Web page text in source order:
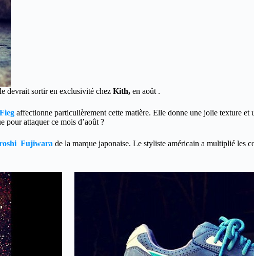
devrait sortir en exclusivité chez Kith, en août .
affectionne particulièrement cette matière. Elle donne une jolie texture et
pour attaquer ce mois d’août ?
Fujiwara de la marque japonaise. Le styliste américain a multiplié les